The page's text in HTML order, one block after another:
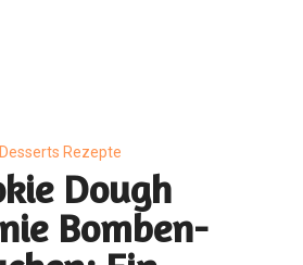
Desserts Rezepte
Dough
Bomben-